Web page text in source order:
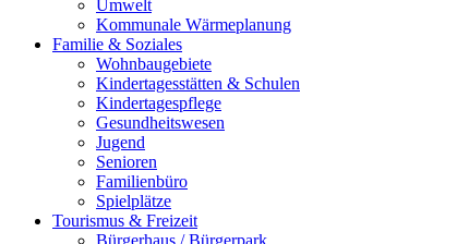
Umwelt
Kommunale Wärmeplanung
Familie & Soziales
Wohnbaugebiete
Kindertagesstätten & Schulen
Kindertagespflege
Gesundheitswesen
Jugend
Senioren
Familienbüro
Spielplätze
Tourismus & Freizeit
Bürgerhaus / Bürgerpark